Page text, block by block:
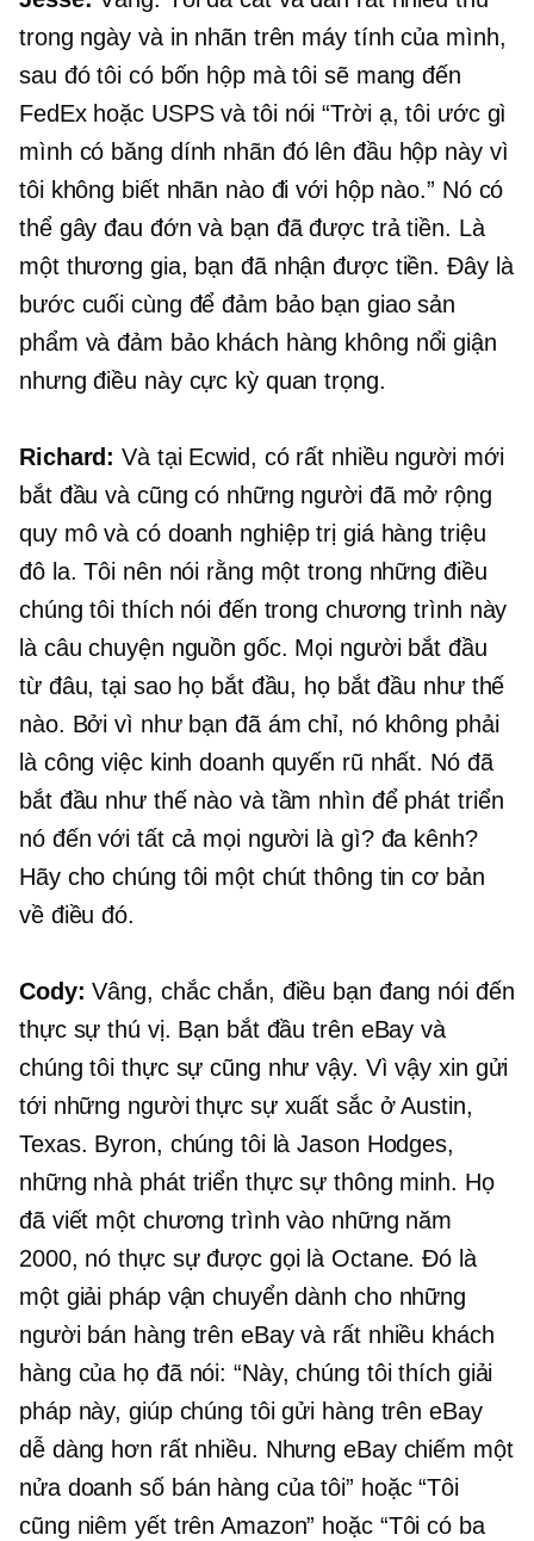
trong ngày và in nhãn trên máy tính của mình,
sau đó tôi có bốn hộp mà tôi sẽ mang đến
FedEx hoặc USPS và tôi nói “Trời ạ, tôi ước gì
mình có băng dính nhãn đó lên đầu hộp này vì
tôi không biết nhãn nào đi với hộp nào.” Nó có
thể gây đau đớn và bạn đã được trả tiền. Là
một thương gia, bạn đã nhận được tiền. Đây là
bước cuối cùng để đảm bảo bạn giao sản
phẩm và đảm bảo khách hàng không nổi giận
nhưng điều này cực kỳ quan trọng.
Richard: Và tại Ecwid, có rất nhiều người mới
bắt đầu và cũng có những người đã mở rộng
quy mô và có doanh nghiệp trị giá hàng triệu
đô la. Tôi nên nói rằng một trong những điều
chúng tôi thích nói đến trong chương trình này
là câu chuyện nguồn gốc. Mọi người bắt đầu
từ đâu, tại sao họ bắt đầu, họ bắt đầu như thế
nào. Bởi vì như bạn đã ám chỉ, nó không phải
là công việc kinh doanh quyến rũ nhất. Nó đã
bắt đầu như thế nào và tầm nhìn để phát triển
nó đến với tất cả mọi người là gì? đa kênh?
Hãy cho chúng tôi một chút thông tin cơ bản
về điều đó.
Cody: Vâng, chắc chắn, điều bạn đang nói đến
thực sự thú vị. Bạn bắt đầu trên eBay và
chúng tôi thực sự cũng như vậy. Vì vậy xin gửi
tới những người thực sự xuất sắc ở Austin,
Texas. Byron, chúng tôi là Jason Hodges,
những nhà phát triển thực sự thông minh. Họ
đã viết một chương trình vào những năm
2000, nó thực sự được gọi là Octane. Đó là
một giải pháp vận chuyển dành cho những
người bán hàng trên eBay và rất nhiều khách
hàng của họ đã nói: “Này, chúng tôi thích giải
pháp này, giúp chúng tôi gửi hàng trên eBay
dễ dàng hơn rất nhiều. Nhưng eBay chiếm một
nửa doanh số bán hàng của tôi” hoặc “Tôi
cũng niêm yết trên Amazon” hoặc “Tôi có ba